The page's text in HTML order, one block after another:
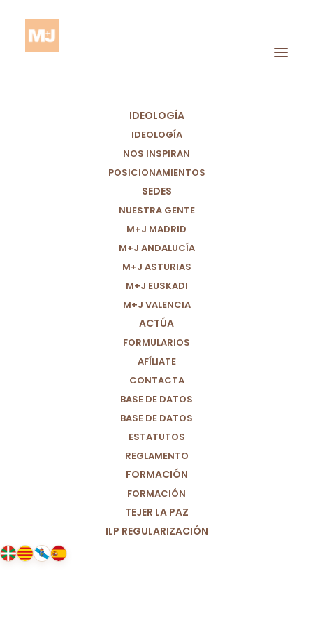
IDEOLOGÍA
IDEOLOGÍA
NOS INSPIRAN
POSICIONAMIENTOS
SEDES
NUESTRA GENTE
M+J MADRID
M+J ANDALUCÍA
M+J ASTURIAS
M+J EUSKADI
M+J VALENCIA
ACTÚA
FORMULARIOS
AFÍLIATE
CONTACTA
BASE DE DATOS
BASE DE DATOS
ESTATUTOS
REGLAMENTO
FORMACIÓN
FORMACIÓN
TEJER LA PAZ
ILP REGULARIZACIÓN
Visibilizar